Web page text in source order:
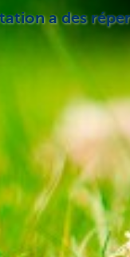
a des